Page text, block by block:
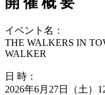
イベント名：
THE WALKERS IN
WALKER
日 時：
2026年6月27日（土）